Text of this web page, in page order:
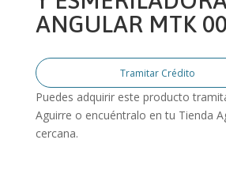
ANGULAR MTK
Tramitar Crédito
Puedes adquirir este producto
Aguirre o encuéntralo en tu Tienda
cercana.